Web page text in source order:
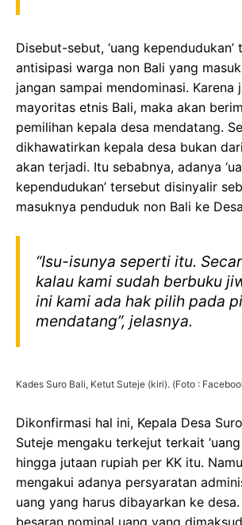
Disebut-sebut, ‘uang
antisipasi warga non Bali yang
jangan sampai mendominasi. Karena
mayoritas etnis Bali, maka akan
pemilihan kepala desa mendatang.
dikhawatirkan kepala desa bukan
akan terjadi. Itu sebabnya, adanya
kependudukan’ tersebut disinyalir
masuknya penduduk non Bali ke
“Isu-isunya seperti itu.
kalau kami sudah berbuku
ini kami ada hak pilih pada
mendatang”, jelasnya.
Kades Suro Bali, Ketut Suteje (kiri). (Foto :
Dikonfirmasi hal ini, Kepala Desa
Suteje mengaku terkejut terkait
hingga jutaan rupiah per KK itu.
mengakui adanya persyaratan
uang yang harus dibayarkan ke
besaran nominal uang yang